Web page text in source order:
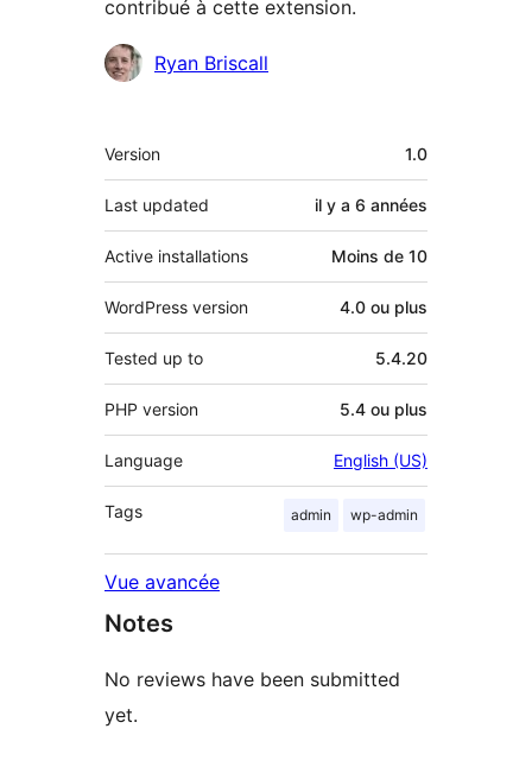
contribué à cette extension.
Contributeurs
Ryan Briscall
Méta
Version 1.0
Last updated il y a 6 années
Active installations Moins de 10
WordPress version 4.0 ou plus
Tested up to 5.4.20
PHP version 5.4 ou plus
Language English (US)
Tags admin wp-admin
Vue avancée
Notes
No reviews have been submitted
yet.